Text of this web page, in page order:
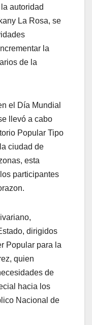
autoridad
La Rosa, se
la
de la
el Día Mundial
llevó a cabo
Popular Tipo
ciudad de
esta
participantes
dirigidos
Popular para la
quien
de
hacia los
Nacional de